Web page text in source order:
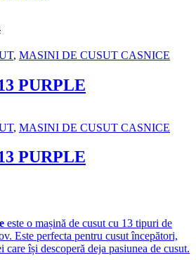
, MASINI DE CUSUT CASNICE
PURPLE
, MASINI DE CUSUT CASNICE
PURPLE
este o mașină de cusut cu 13 tipuri de
Este perfecta pentru cusut începători,
care își descoperă deja pasiunea de cusut.